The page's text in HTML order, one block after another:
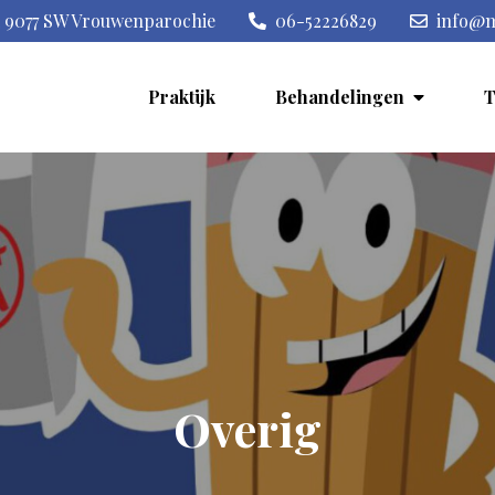
SW Vrouwenparochie 06-52226829
kindercoaching,
coaching en kindermassage
Praktijk Behandelingen
Overig